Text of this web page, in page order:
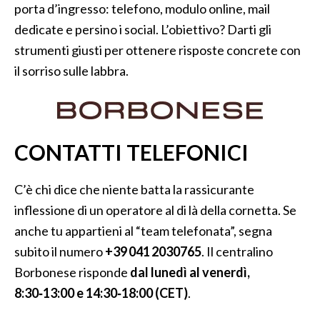
porta d’ingresso: telefono, modulo online, mail
dedicate e persino i social. L’obiettivo? Darti gli
strumenti giusti per ottenere risposte concrete con
il sorriso sulle labbra.
CONTATTI TELEFONICI
C’è chi dice che niente batta la rassicurante
inflessione di un operatore al di là della cornetta. Se
anche tu appartieni al “team telefonata”, segna
subito il numero+39 041 2030765. Il centralino
Borbonese risponde dal lunedì al venerdì,
8:30‑13:00 e 14:30‑18:00 (CET).